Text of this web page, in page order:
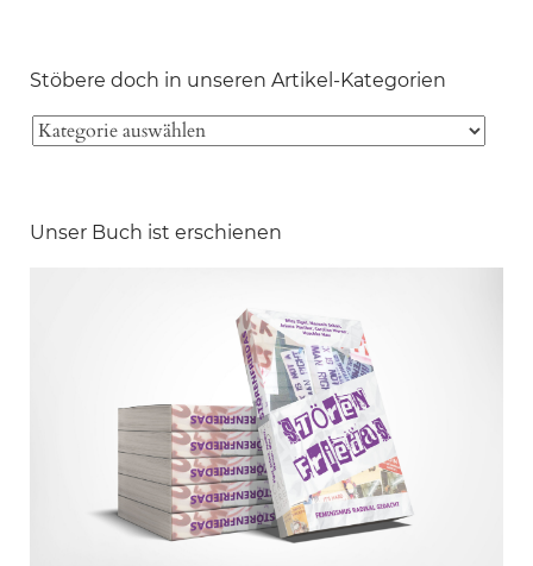
Stöbere doch in unseren Artikel-Kategorien
Unser Buch ist erschienen